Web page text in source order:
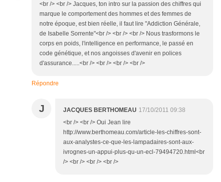
<br /> <br /> Jacques, ton intro sur la passion des chiffres qui
marque le comportement des hommes et des femmes de
notre époque, est bien réelle, il faut lire "Addiction Générale,
de Isabelle Sorrente"<br /> <br /> <br /> Nous trasformons le
corps en poids, l'intelligence en performance, le passé en
code génétique, et nos angoisses d'avenir en polices
d'assurance.....<br /> <br /> <br /> <br />
Répondre
J JACQUES BERTHOMEAU 17/10/2011 09:38
<br /> <br /> Oui Jean lire
http://www.berthomeau.com/article-les-chiffres-sont-
aux-analystes-ce-que-les-lampadaires-sont-aux-
ivrognes-un-appui-plus-qu-un-ecl-79494720.html<br
/> <br /> <br /> <br />